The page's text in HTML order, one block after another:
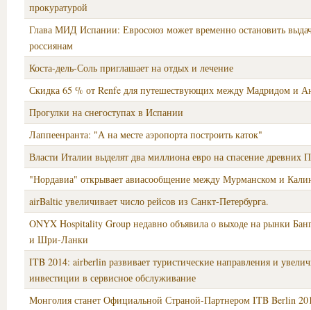
прокуратурой
Глава МИД Испании: Евросоюз может временно остановить
россиянам
Коста-дель-Соль приглашает на отдых и лечение
Скидка 65 % от Renfe для путешествующих между Мадридом и
Прогулки на снегоступах в Испании
Лаппеенранта: "А на месте аэропорта построить каток"
Власти Италии выделят два миллиона евро на спасение древних
"Нордавиа" открывает авиасообщение между Мурманском и
airBaltic увеличивает число рейсов из Санкт-Петербурга.
ONYX Hospitality Group недавно объявила о выходе на рынки
и Шри-Ланки
ITB 2014: airberlin развивает туристические направления и
инвестиции в сервисное обслуживание
Монголия станет Официальной Страной-Партнером ITB Berlin